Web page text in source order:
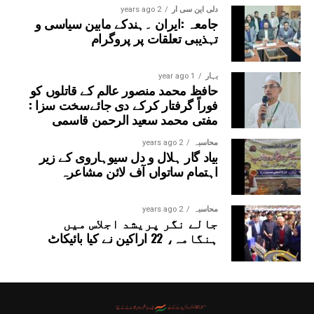
دلی این سی آر 2 years ago
جامعہ :ایران ۔ہندکے مابین سیاسی و
تہذیبی تعلقات پر پروگرام
بہار 1 year ago
حافظ محمد منصور عالم کے قاتلوں کو
فوراً گرفتار کرکے دی جائےسخت سزا :
مفتی محمد سعید الرحمن قاسمی
محاسبہ 2 years ago
بیاد گار ہلال و دل سیوہاروی کے زیر
اہتمام ساتواں آف لائن مشاعرہ
محاسبہ 2 years ago
جالے نگر پریشد اجلاس میں
ہنگامہ، 22 اراکین نے کیا بائیکاٹ